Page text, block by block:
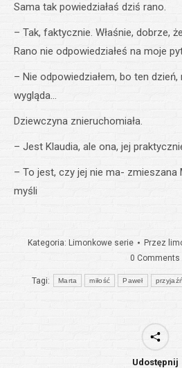
Sama tak powiedziałaś dziś rano.
– Tak, faktycznie. Właśnie, dobrze,
Rano nie odpowiedziałeś na moje
– Nie odpowiedziałem, bo ten dzień,
wygląda…
Dziewczyna znieruchomiała.
– Jest Klaudia, ale ona, jej
– To jest, czy jej nie ma- zmieszana
myśli
Kategoria: Limonkowe serie Przez
0 Comments
Tagi: Marta miłość Paweł przyjaźń
Udostępnij